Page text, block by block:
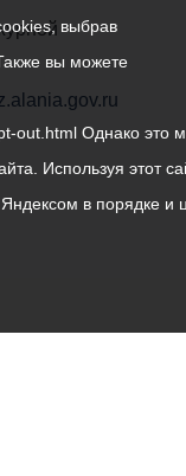
выбрав
вы можете
out.html Однако это
Используя этот
в порядке и